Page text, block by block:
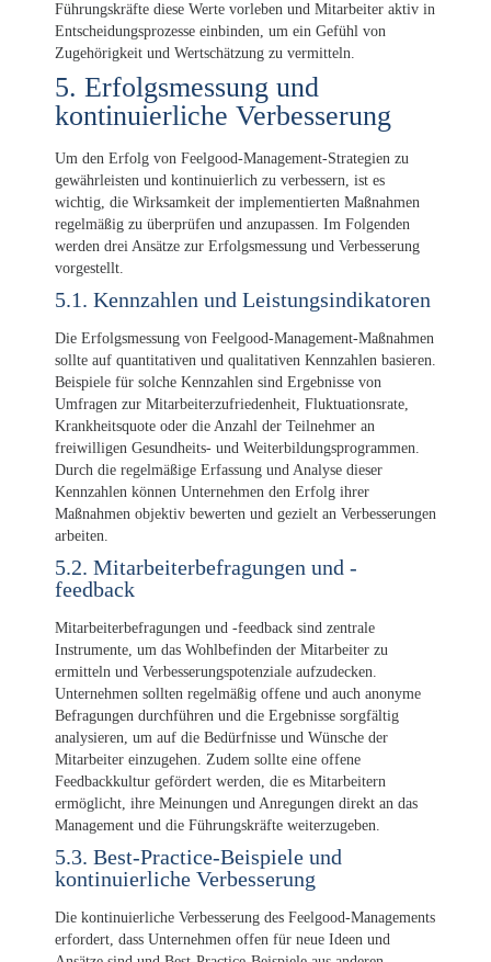
Führungskräfte diese Werte vorleben und Mitarbeiter aktiv in
Entscheidungsprozesse einbinden, um ein Gefühl von
Zugehörigkeit und Wertschätzung zu vermitteln.
5. Erfolgsmessung und
kontinuierliche Verbesserung
Um den Erfolg von Feelgood-Management-Strategien zu
gewährleisten und kontinuierlich zu verbessern, ist es
wichtig, die Wirksamkeit der implementierten Maßnahmen
regelmäßig zu überprüfen und anzupassen. Im Folgenden
werden drei Ansätze zur Erfolgsmessung und Verbesserung
vorgestellt.
5.1. Kennzahlen und Leistungsindikatoren
Die Erfolgsmessung von Feelgood-Management-Maßnahmen
sollte auf quantitativen und qualitativen Kennzahlen basieren.
Beispiele für solche Kennzahlen sind Ergebnisse von
Umfragen zur Mitarbeiterzufriedenheit, Fluktuationsrate,
Krankheitsquote oder die Anzahl der Teilnehmer an
freiwilligen Gesundheits- und Weiterbildungsprogrammen.
Durch die regelmäßige Erfassung und Analyse dieser
Kennzahlen können Unternehmen den Erfolg ihrer
Maßnahmen objektiv bewerten und gezielt an Verbesserungen
arbeiten.
5.2. Mitarbeiterbefragungen und -
feedback
Mitarbeiterbefragungen und -feedback sind zentrale
Instrumente, um das Wohlbefinden der Mitarbeiter zu
ermitteln und Verbesserungspotenziale aufzudecken.
Unternehmen sollten regelmäßig offene und auch anonyme
Befragungen durchführen und die Ergebnisse sorgfältig
analysieren, um auf die Bedürfnisse und Wünsche der
Mitarbeiter einzugehen. Zudem sollte eine offene
Feedbackkultur gefördert werden, die es Mitarbeitern
ermöglicht, ihre Meinungen und Anregungen direkt an das
Management und die Führungskräfte weiterzugeben.
5.3. Best-Practice-Beispiele und
kontinuierliche Verbesserung
Die kontinuierliche Verbesserung des Feelgood-Managements
erfordert, dass Unternehmen offen für neue Ideen und